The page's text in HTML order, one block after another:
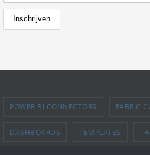
POWER BI CONNECTORS FABRIC
DASHBOARDS TEMPLATES